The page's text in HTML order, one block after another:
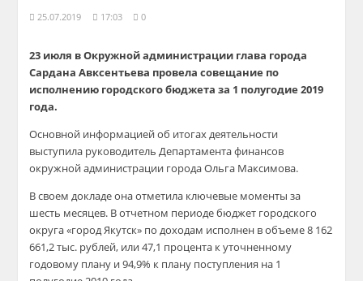
25.07.2019 17:03 0
23 июля в Окружной администрации глава города
Сардана Авксентьева провела совещание по
исполнению городского бюджета за 1 полугодие 2019
года.
Основной информацией об итогах деятельности
выступила руководитель Департамента финансов
окружной администрации города Ольга Максимова.
В своем докладе она отметила ключевые моменты за
шесть месяцев. В отчетном периоде бюджет городского
округа «город Якутск» по доходам исполнен в объеме 8 162
661,2 тыс. рублей, или 47,1 процента к уточненному
годовому плану и 94,9% к плану поступления на 1